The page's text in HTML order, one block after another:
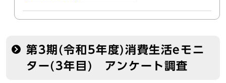
第3期(令和5年度)消費生活eモニ
ター(3年目) アンケート調査